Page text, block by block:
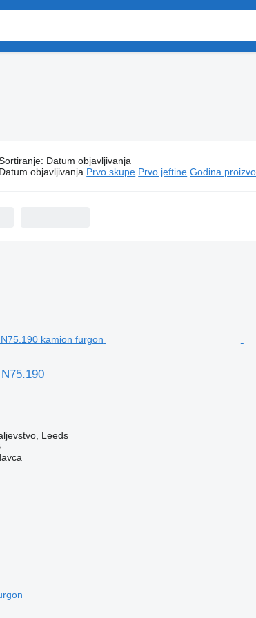
kamioni furgoni
: Datum objavljivanja
Datum objavljivanja Prvo skupe Prvo jeftine Godina
Leeds